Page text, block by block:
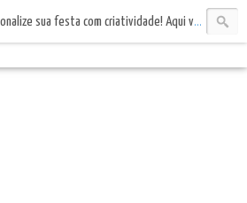
com criatividade! Aqui você encontra topos de bolo, tags e bandeirinhas. Vem celebrar com estilo!✨